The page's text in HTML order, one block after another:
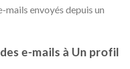
mails envoyés depuis un
e-mails à Un profil